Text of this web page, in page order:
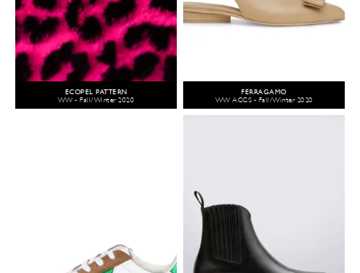
ECOPEL PATTERN
WW - Fall/Winter 2020
FERRAGAMO
WW ACCS - Fall/Winter 2020